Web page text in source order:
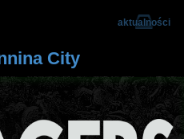
City
aktualności